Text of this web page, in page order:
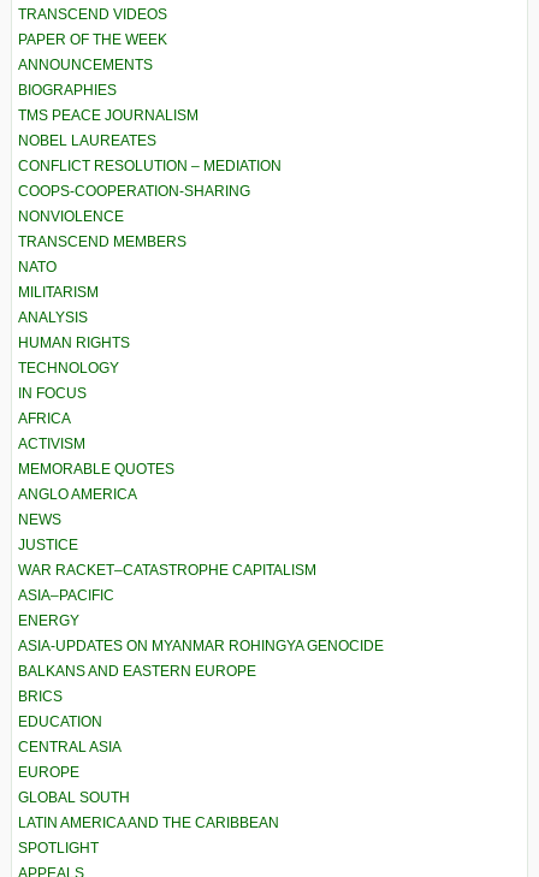
TRANSCEND VIDEOS
PAPER OF THE WEEK
ANNOUNCEMENTS
BIOGRAPHIES
TMS PEACE JOURNALISM
NOBEL LAUREATES
CONFLICT RESOLUTION – MEDIATION
COOPS-COOPERATION-SHARING
NONVIOLENCE
TRANSCEND MEMBERS
NATO
MILITARISM
ANALYSIS
HUMAN RIGHTS
TECHNOLOGY
IN FOCUS
AFRICA
ACTIVISM
MEMORABLE QUOTES
ANGLO AMERICA
NEWS
JUSTICE
WAR RACKET–CATASTROPHE CAPITALISM
ASIA–PACIFIC
ENERGY
ASIA-UPDATES ON MYANMAR ROHINGYA GENOCIDE
BALKANS AND EASTERN EUROPE
BRICS
EDUCATION
CENTRAL ASIA
EUROPE
GLOBAL SOUTH
LATIN AMERICA AND THE CARIBBEAN
SPOTLIGHT